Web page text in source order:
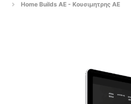
Home Builds AE - Κουσιμητρης ΑΕ